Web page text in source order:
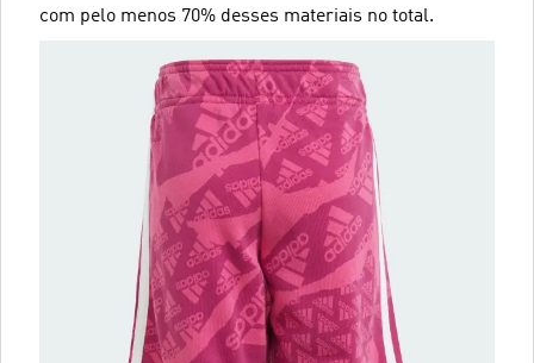
com pelo menos 70% desses materiais no total.